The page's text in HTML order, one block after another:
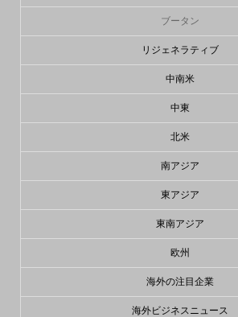
ブータン
リジェネラティブ
中南米
中東
北米
南アジア
東アジア
東南アジア
欧州
海外の注目企業
海外ビジネスニュース